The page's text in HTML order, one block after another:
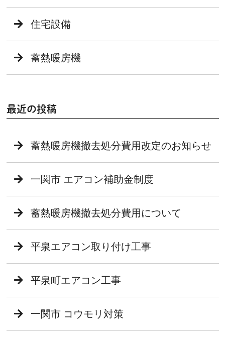
住宅設備
蓄熱暖房機
最近の投稿
蓄熱暖房機撤去処分費用改定のお知らせ
一関市 エアコン補助金制度
蓄熱暖房機撤去処分費用について
平泉エアコン取り付け工事
平泉町エアコン工事
一関市 コウモリ対策